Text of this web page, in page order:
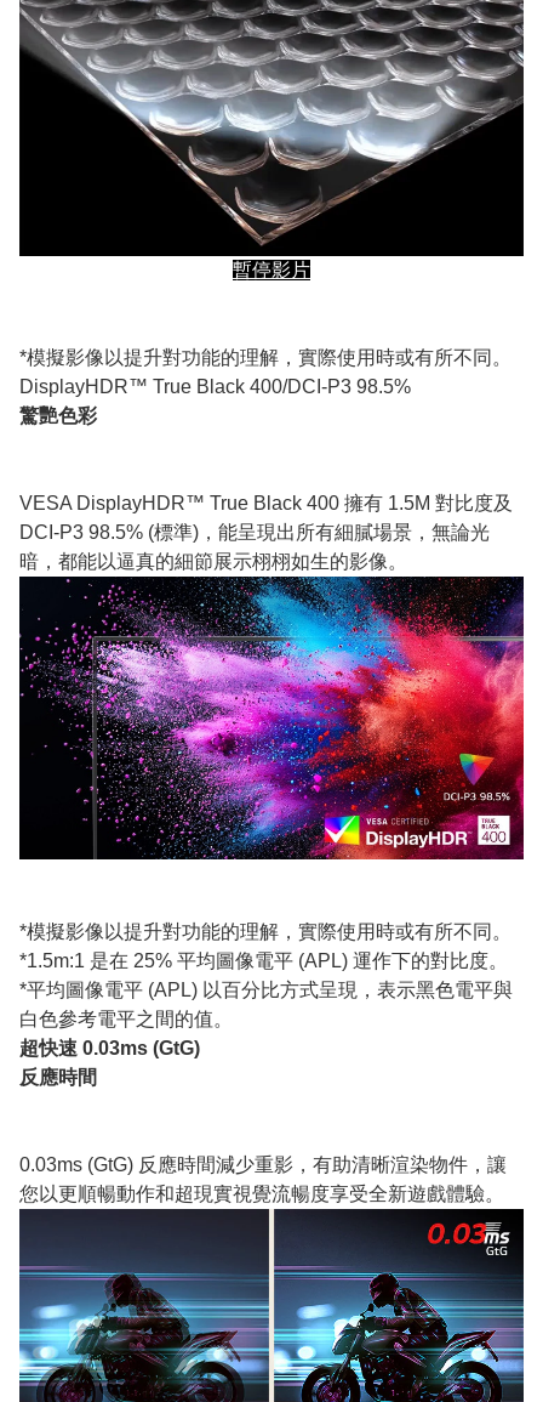
暫停影片
*模擬影像以提升對功能的理解，實際使用時或有所不同。
DisplayHDR™ True Black 400/DCI-P3 98.5%
驚艷色彩
VESA DisplayHDR™ True Black 400 擁有 1.5M 對比度及
DCI-P3 98.5% (標準)，能呈現出所有細膩場景，無論光
暗，都能以逼真的細節展示栩栩如生的影像。
*模擬影像以提升對功能的理解，實際使用時或有所不同。
*1.5m:1 是在 25% 平均圖像電平 (APL) 運作下的對比度。
*平均圖像電平 (APL) 以百分比方式呈現，表示黑色電平與
白色參考電平之間的值。
超快速 0.03ms (GtG)
反應時間
0.03ms (GtG) 反應時間減少重影，有助清晰渲染物件，讓
您以更順暢動作和超現實視覺流暢度享受全新遊戲體驗。